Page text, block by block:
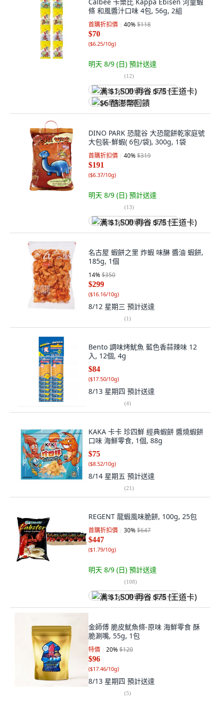
條 和風醬汁口味 4包, 56g, 2組
首購折扣價 40%$118
$70
($6.25/10g)
明天 8/9 (日) 預計送達
(12)
满 $1,500 再省 $75 (王道卡)
$6 酷澎幣回饋
DINO PARK 恐龍谷 大恐龍餅乾家庭號
大包裝-鮮蝦( 6包/袋), 300g, 1袋
首購折扣價 40%$319
$191
($6.37/10g)
明天 8/9 (日) 預計送達
(13)
满 $1,500 再省 $75 (王道卡)
名古屋 蝦餅之里 炸蝦 味醂 醬油 蝦餅,
185g, 1個
14%$350
$299
($16.16/10g)
8/12 星期三 預計送達
(1)
Bento 調味烤魷魚 藍色香蒜辣味 12
入, 12個, 4g
$84
($17.50/10g)
8/13 星期四 預計送達
(4)
KAKA 卡卡 珍四鮮 經典蝦餅 醬燒蝦餅
口味 海鮮零食, 1個, 88g
$75
($8.52/10g)
8/14 星期五 預計送達
(21)
REGENT 龍蝦風味脆餅, 100g, 25包
首購折扣價 30%$647
$447
($1.79/10g)
明天 8/9 (日) 預計送達
(108)
满 $1,500 再省 $75 (王道卡)
金師傅 脆皮魷魚條-原味 海鮮零食 酥
脆涮嘴, 55g, 1包
特價 20%$120
$96
($17.46/10g)
8/13 星期四 預計送達
(5)